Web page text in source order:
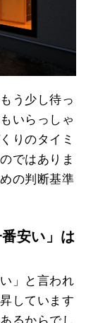
う少し待っ
いらっしゃ
りのタイミ
ではありま
の判断基準
安い」は
」と言われ
しています